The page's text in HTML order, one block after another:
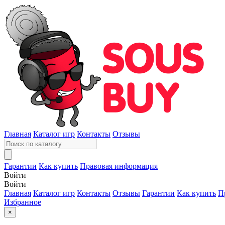
Главная Каталог игр Контакты Отзывы
Гарантии Как купить Правовая информация
Войти
Войти
Главная Каталог игр Контакты Отзывы Гарантии Как купить
Избранное
×